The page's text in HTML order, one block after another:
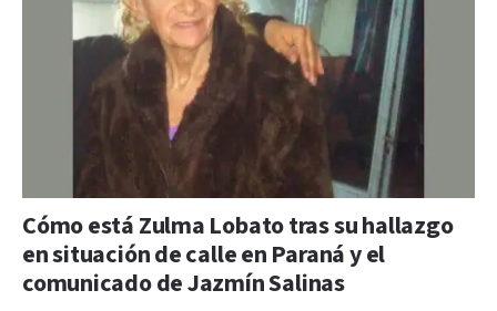
Cómo está Zulma Lobato tras su hallazgo
en situación de calle en Paraná y el
comunicado de Jazmín Salinas